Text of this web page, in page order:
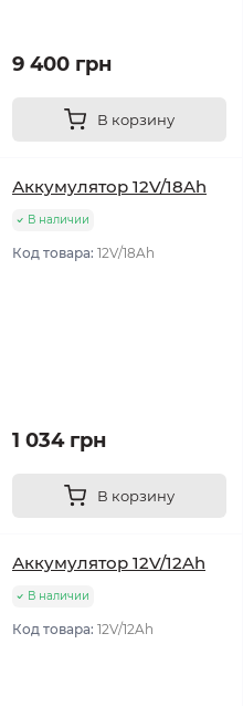
9 400 грн
В корзину
Аккумулятор 12V/18Ah
В наличии
Код товара: 12V/18Ah
1 034 грн
В корзину
Аккумулятор 12V/12Ah
В наличии
Код товара: 12V/12Ah